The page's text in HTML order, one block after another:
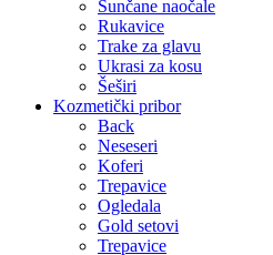
Sunčane naočale
Rukavice
Trake za glavu
Ukrasi za kosu
Šeširi
Kozmetički pribor
Back
Neseseri
Koferi
Trepavice
Ogledala
Gold setovi
Trepavice